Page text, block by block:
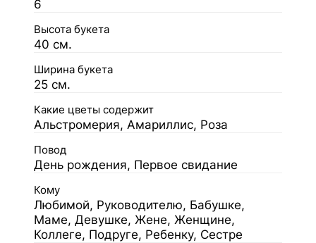
6
Высота букета
40 см.
Ширина букета
25 см.
Какие цветы содержит
Альстромерия, Амариллис, Роза
Повод
День рождения, Первое свидание
Кому
Любимой, Руководителю, Бабушке,
Маме, Девушке, Жене, Женщине,
Коллеге, Подруге, Ребенку, Сестре